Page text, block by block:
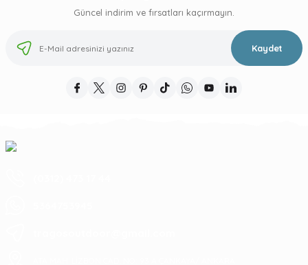
Güncel indirim ve fırsatları kaçırmayın.
Kaydet